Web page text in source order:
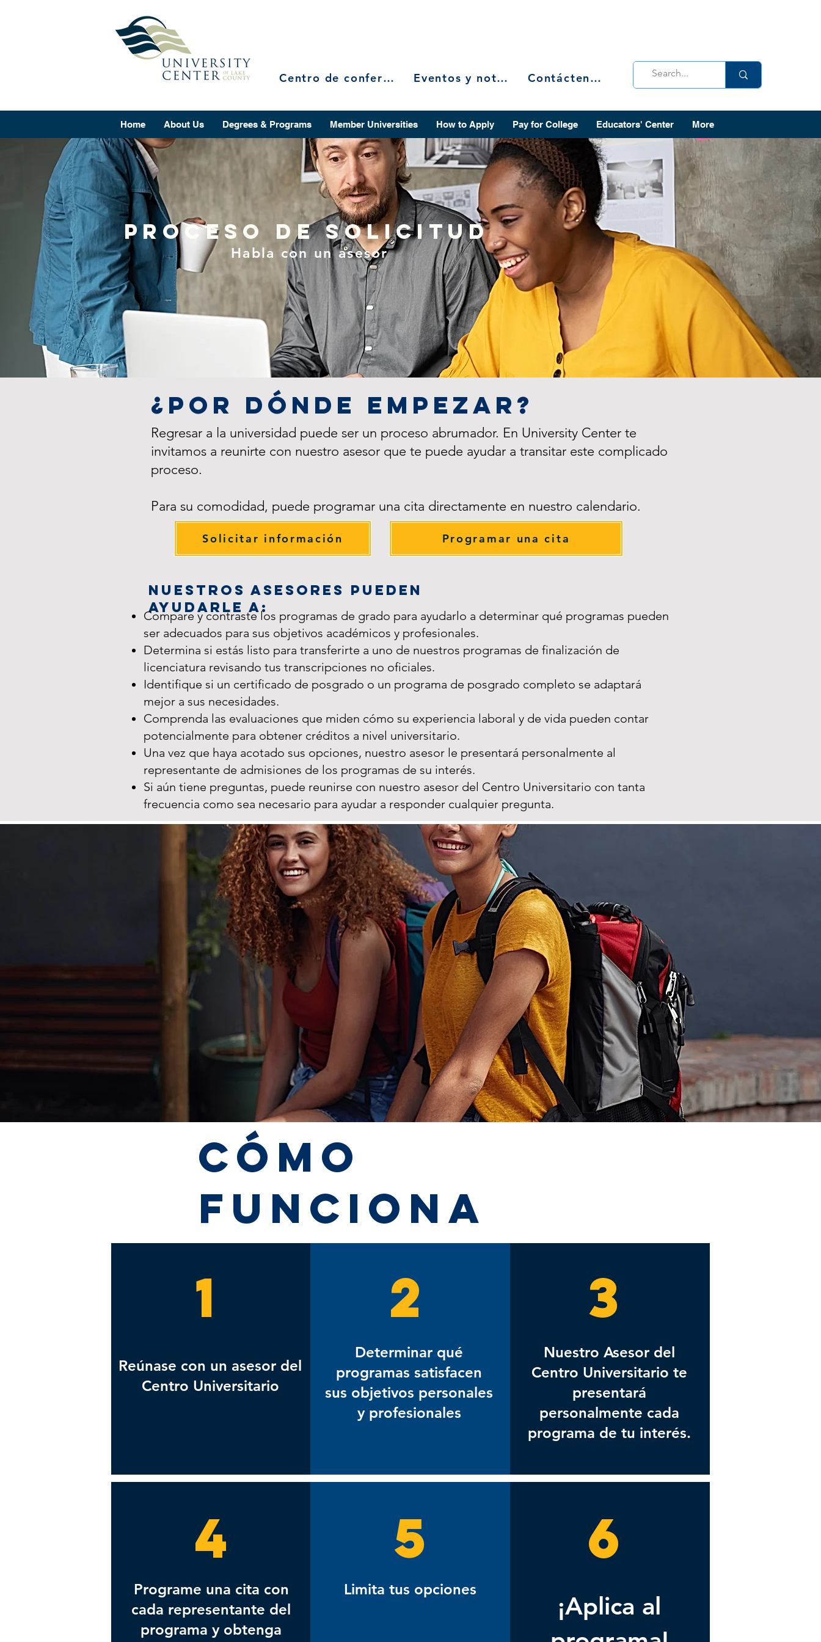
Centro de conferencias Eventos y noticias Contáctenos
Home About Us Degrees & Programs Member Universities How to Apply Pay for College Educators' Center More
Proceso de solicitud
Habla con un asesor
¿Por dónde empezar?
Nuestros asesores pueden
ayudarle a:
Solicitar información Programar una cita
Regresar a la universidad puede ser un proceso abrumador. En University Center te
invitamos a reunirte con nuestro asesor que te puede ayudar a transitar este complicado
proceso.
Para su comodidad, puede programar una cita directamente en nuestro calendario.
Compare y contraste los programas de grado para ayudarlo a determinar qué programas pueden
ser adecuados para sus objetivos académicos y profesionales.
Determina si estás listo para transferirte a uno de nuestros programas de finalización de
licenciatura revisando tus transcripciones no oficiales.
Identifique si un certificado de posgrado o un programa de posgrado completo se adaptará
mejor a sus necesidades.
Comprenda las evaluaciones que miden cómo su experiencia laboral y de vida pueden contar
potencialmente para obtener créditos a nivel universitario.
Una vez que haya acotado sus opciones, nuestro asesor le presentará personalmente al
representante de admisiones de los programas de su interés.
Si aún tiene preguntas, puede reunirse con nuestro asesor del Centro Universitario con tanta
frecuencia como sea necesario para ayudar a responder cualquier pregunta.
Cómo
funciona
1
Reúnase con un asesor del
Centro Universitario
2
Determinar qué
programas satisfacen
sus objetivos personales
y profesionales
3
Nuestro Asesor del
Centro Universitario te
presentará
personalmente cada
programa de tu interés.
4
Programe una cita con
cada representante del
programa y obtenga
5
Limita tus opciones
6
¡Aplica al